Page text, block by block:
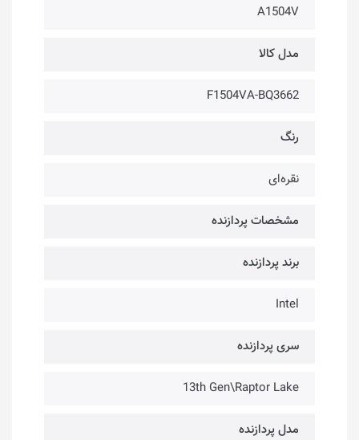
A1504V
مدل کالا
F1504VA-BQ3662
رنگ
نقره‌ای
مشخصات پردازنده
برند پردازنده
Intel
سری پردازنده
13th Gen\Raptor Lake
مدل پردازنده